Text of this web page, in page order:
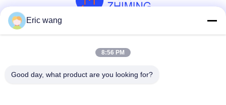
Eric wang
8:56 PM
Good day, what product are you looking for?